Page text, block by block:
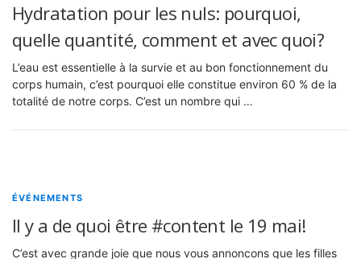
Hydratation pour les nuls: pourquoi,
quelle quantité, comment et avec quoi?
L’eau est essentielle à la survie et au bon fonctionnement du
corps humain, c’est pourquoi elle constitue environ 60 % de la
totalité de notre corps. C’est un nombre qui …
ÉVÉNEMENTS
Il y a de quoi être #content le 19 mai!
C’est avec grande joie que nous vous annoncons que les filles